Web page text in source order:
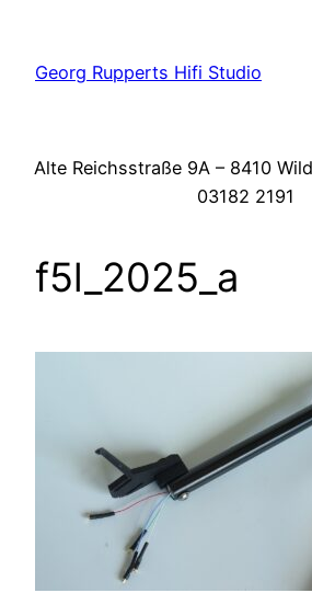
springen
Georg Rupperts Hifi Studio
Alte Reichsstraße 9A – 8410
03182 2191
f5l_2025_a